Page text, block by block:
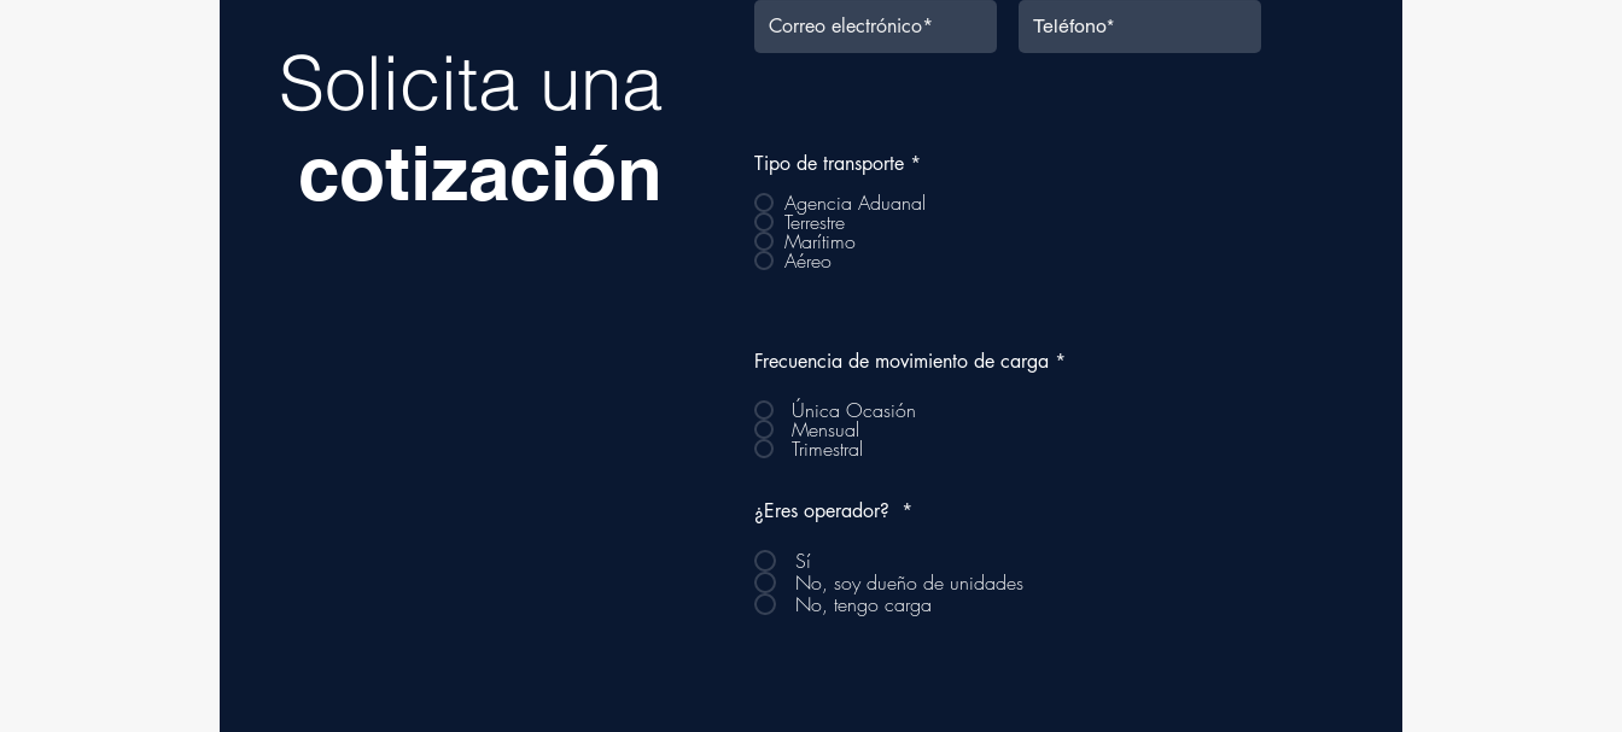
Solicita una
cotización Tipo de transporte *
Agencia Aduanal
Terrestre
Marítimo
Aéreo
Frecuencia de movimiento de carga *
Única Ocasión
Mensual
Trimestral
¿Eres operador? *
Sí
No, soy dueño de unidades
No, tengo carga